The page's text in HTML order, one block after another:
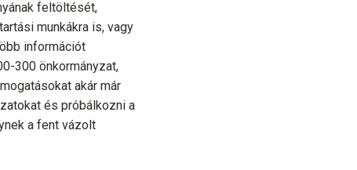
feltöltését,
munkákra is, vagy
információt
300 önkormányzat,
akár már
és próbálkozni a
a fent vázolt